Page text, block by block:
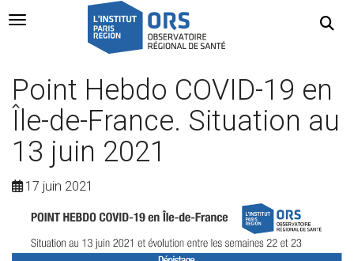
Navigation Toggle
Point Hebdo COVID-19 en
Île-de-France. Situation au
13 juin 2021
17 juin 2021